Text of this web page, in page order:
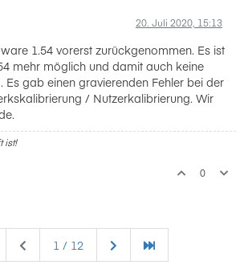
20. Juli 2020, 15:13
1.54 vorerst zurückgenommen. Es ist
mehr möglich und damit auch keine
Es gab einen gravierenden Fehler bei der
/ Nutzerkalibrierung. Wir
ist!
0
1 / 12